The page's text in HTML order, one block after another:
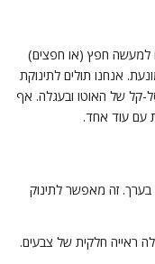
חפץ (או חפצים)
אנחנו תולים לתינוקת
של האוטו ובעגלה. אף
עוד אחד.
רואה למרחק 40 ס"מ בערך. זה מאפשר לתינוק
חלקית של צבעים.